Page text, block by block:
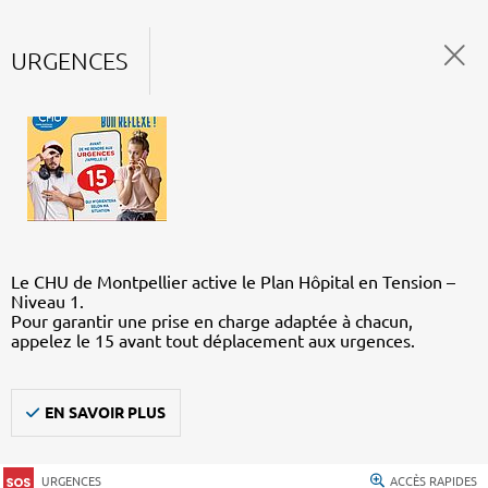
URGENCES
Le CHU de Montpellier active le Plan Hôpital en Tension –
Niveau 1.
Pour garantir une prise en charge adaptée à chacun,
appelez le 15 avant tout déplacement aux urgences.
EN SAVOIR PLUS
URGENCES ACCÈS RAPIDES